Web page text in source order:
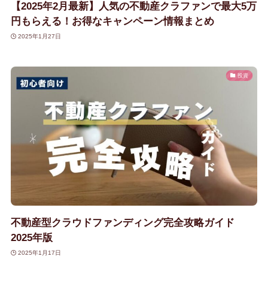
【2025年2月最新】人気の不動産クラファンで最大5万
円もらえる！お得なキャンペーン情報まとめ
2025年1月27日
投資
不動産型クラウドファンディング完全攻略ガイド
2025年版
2025年1月17日